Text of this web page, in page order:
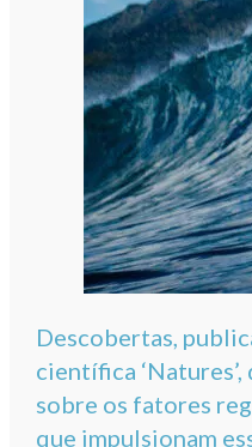
Descobertas,
científica ‘Natures’,
sobre os fatores
que impulsionam